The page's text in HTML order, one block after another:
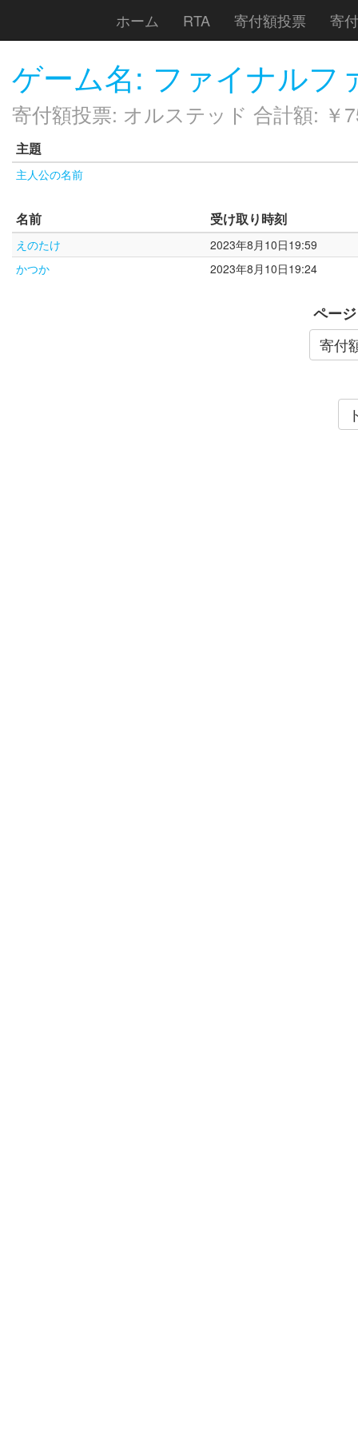
ホーム RTA 寄付額投票 寄
ゲーム名: ファイナルフ
寄付額投票: オルステッド 合計額: ￥
主題
主人公の名前
名前 受け取り時刻
えのたけ
2023年8月10日19:59
かつか
2023年8月10日19:24
ページ
寄付